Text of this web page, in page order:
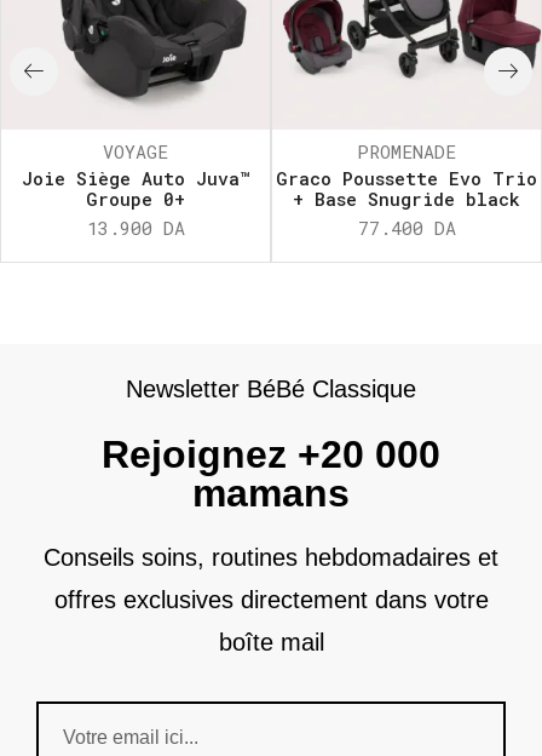
VOYAGE
Joie Siège Auto Juva™
Groupe 0+
13.900 DA
PROMENADE
Graco Poussette Evo Trio
+ Base Snugride black
77.400 DA
Newsletter BéBé Classique
Rejoignez +20 000
mamans
Conseils soins, routines hebdomadaires et
offres exclusives directement dans votre
boîte mail